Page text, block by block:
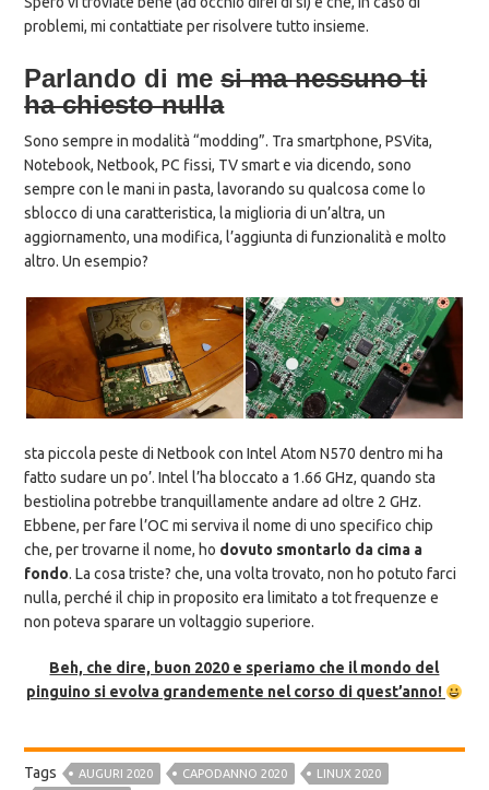
problemi, mi contattiate per risolvere tutto insieme.
Parlando di mesi ma nessuno ti
ha chiesto nulla
Sono sempre in modalità “modding”. Tra smartphone, PSVita,
Notebook, Netbook, PC fissi, TV smart e via dicendo, sono
sempre con le mani in pasta, lavorando su qualcosa come lo
sblocco di una caratteristica, la miglioria di un’altra, un
aggiornamento, una modifica, l’aggiunta di funzionalità e molto
altro. Un esempio?
sta piccola peste di Netbook con Intel Atom N570 dentro mi ha
fatto sudare un po’. Intel l’ha bloccato a 1.66 GHz, quando sta
bestiolina potrebbe tranquillamente andare ad oltre 2 GHz.
Ebbene, per fare l’OC mi serviva il nome di uno specifico chip
che, per trovarne il nome, ho dovuto smontarlo da cima a
fondo. La cosa triste? che, una volta trovato, non ho potuto farci
nulla, perché il chip in proposito era limitato a tot frequenze e
non poteva sparare un voltaggio superiore.
Beh, che dire, buon 2020 e speriamo che il mondo del
pinguino si evolva grandemente nel corso di quest’anno!
Tags AUGURI 2020 CAPODANNO 2020
LINUX 2020